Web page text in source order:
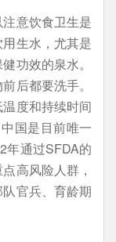
意饮食卫生是
生水，尤其是
功效的泉水。
后都要洗手。
度和持续时间
国是目前唯一
年通过SFDA的
高风险人群，
官兵、育龄期